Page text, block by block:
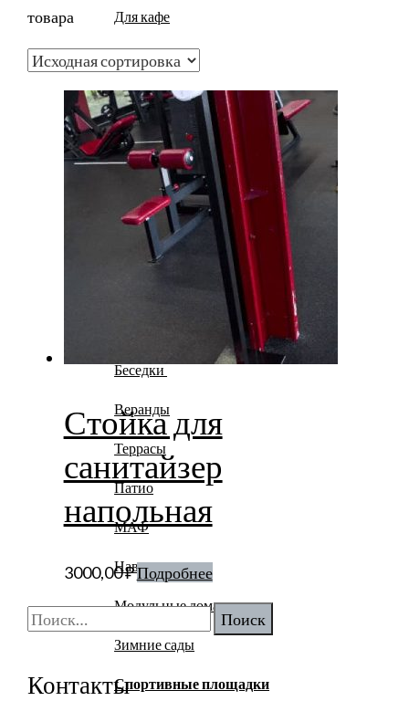
Для кафе
Для сада
Для спортзала
Столы
Стеллажи
Вешалки
Полки
Беседки
Веранды
Террасы
Патио
МАФ
Навесы
Модульные дома
Зимние сады
Спортивные площадки
товара
Стойка для
санитайзер
напольная
3000,00₽Подробнее
Найти:
Контакты